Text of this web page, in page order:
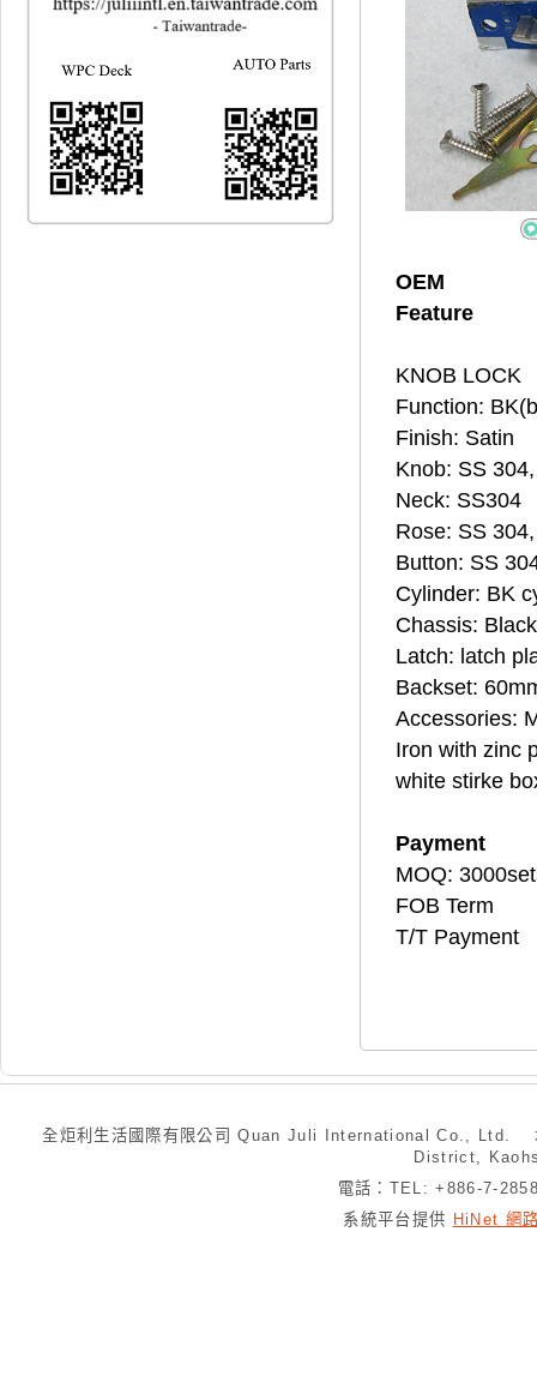
OEM
Feature
KNOB LOCK
Function:
Finish: Satin
Knob: SS
Neck: SS304
Rose: SS
Button: SS
Cylinder: BK
Chassis: Black
Latch: latch
Backset:
Accessories:
Iron with zinc
white stirke
Payment
MOQ:
FOB Term
T/T Payment
全炬利生活國際有限公司 Quan Juli International Co., Ltd.
District,
電話：TEL: +886-7-
系統平台提供 HiNet 網